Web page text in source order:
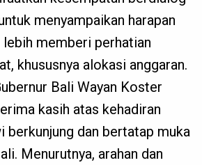
menyampaikan harapan
memberi perhatian
khususnya alokasi anggaran.
Bali Wayan Koster
kasih atas kehadiran
dan bertatap muka
Menurutnya, arahan dan